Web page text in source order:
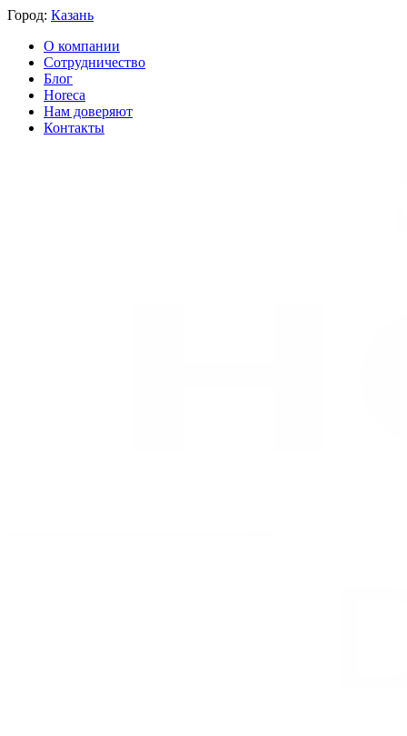
Город: Казань
О компании
Сотрудничество
Блог
Horeca
Нам доверяют
Контакты